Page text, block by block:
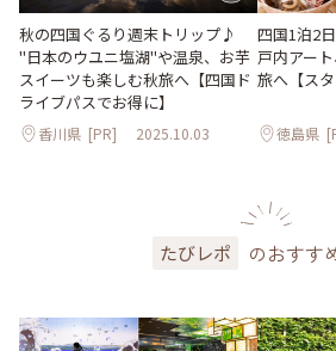
秋の四国ぐるり週末トリップ♪
"日本のウユニ塩湖"や温泉、お芋
スイーツも楽しむ秋旅へ【四国ド
ライブパスでお得に】
香川県 [PR] 2025.10.03
四国1泊2
戸内アー
旅へ【ス
徳島県
たびレポ のおすす